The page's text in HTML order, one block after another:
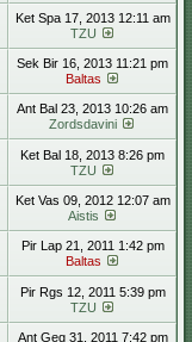
Ket Spa 17, 2013 12:11 am
TZU
Sek Bir 16, 2013 11:21 pm
Baltas
Ant Bal 23, 2013 10:26 am
Zordsdavini
Ket Bal 18, 2013 8:26 pm
TZU
Ket Vas 09, 2012 12:07 am
Aistis
Pir Lap 21, 2011 1:42 pm
Baltas
Pir Rgs 12, 2011 5:39 pm
TZU
Ant Geg 31, 2011 7:42 pm